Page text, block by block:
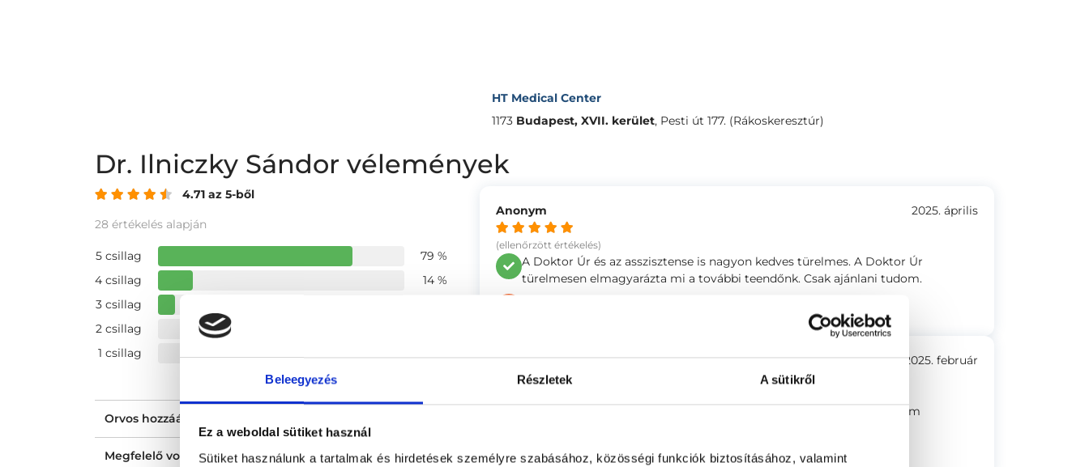
Beleegyezés Részletek A sütikről
Ez a weboldal sütiket használ
Sütiket használunk a tartalmak és hirdetések személyre szabásához, közösségi funkciók biztosításához, valamint
HT Medical Center
1173 Budapest, XVII. kerület, Pesti út 177. (Rákoskeresztúr)
Dr. Ilniczky Sándor vélemények
4.71 az 5-ből
28 értékelés alapján
5 csillag
79 %
4 csillag
14 %
3 csillag
2 csillag
1 csillag
Orvos hozzáállása, figyelmessége, kedvessége
Megfelelő volt a tájékoztatásod? 4.68
Anonym
(ellenőrzött értékelés)
2025. április
A Doktor Úr és az asszisztense is nagyon kedves türelmes. A Doktor Úr
türelmesen elmagyarázta mi a további teendőnk. Csak ajánlani tudom.
Zsuzsanna 2025. február
Doktor Úr figyelmes, alapos, mindent elmondott. Csak ajánlani tudom